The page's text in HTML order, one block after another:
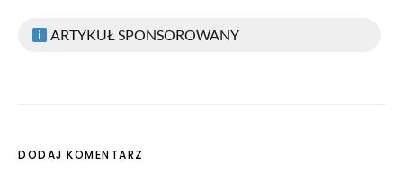
ARTYKUŁ SPONSOROWANY
DODAJ KOMENTARZ